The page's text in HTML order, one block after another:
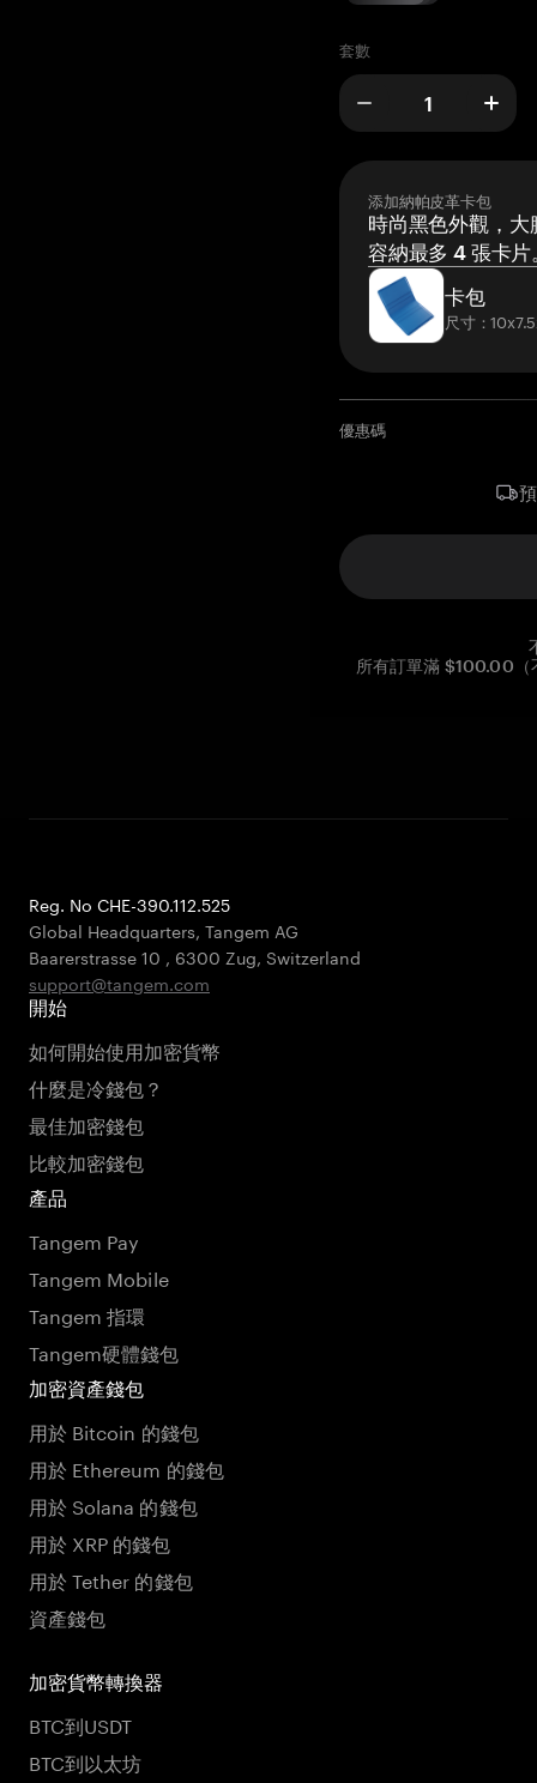
套數
添加納帕皮革卡包
時尚黑色外觀，大
容納最多 4 張卡片
卡包
尺寸：
優惠碼
所有訂單滿 $100.00（
Reg. No CHE-390.112.525
Global Headquarters, Tangem AG
Baarerstrasse 10 , 6300 Zug, Switzerland
support@tangem.com
開始
如何開始使用加密貨幣
什麼是冷錢包？
最佳加密錢包
比較加密錢包
產品
Tangem Pay
Tangem Mobile
Tangem 指環
Tangem硬體錢包
加密資產錢包
用於 Bitcoin 的錢包
用於 Ethereum 的錢包
用於 Solana 的錢包
用於 XRP 的錢包
用於 Tether 的錢包
資產錢包
加密貨幣轉換器
BTC到USDT
BTC到以太坊